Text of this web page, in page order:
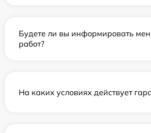
Будете ли вы информировать
работ?
На каких условиях действует